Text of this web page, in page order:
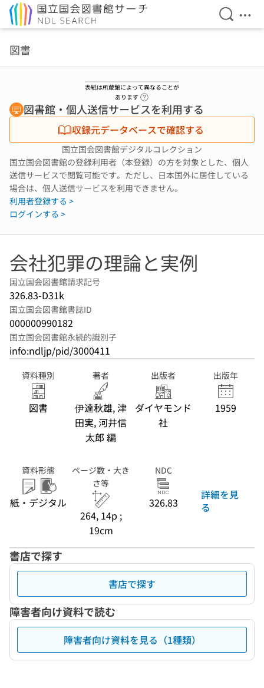
検索を
メ
図書
表紙は所蔵館によって異なることが
あります
図書館・個人送信サービスを利用する
収録元データベースで確認する
国立国会図書館デジタルコレクション
国立国会図書館の登録利用者（本登録）の方を対象とした、個人
送信サービスで閲覧可能です。ただし、日本国外に居住している
場合は、個人送信サービスを利用できません。
利用者登録する >
ログインする >
会社犯罪の理論と実例
国立国会図書館請求記号
326.83-D31k
国立国会図書館書誌ID
000000990182
国立国会図書館永続的識別子
info:ndljp/pid/3000411
資料種別
図書
著者
伊達秋雄, 津
田実, 河井信
太郎 編
出版者
ダイヤモンド
社
出版年
1959
資料形態
紙・デジタル
ページ数・大き
さ等
264, 14p ;
19cm
NDC
326.83
詳細を見
る
書店で探す
書店で探す
障害者向け資料で読む
障害者向け資料を見る（1種類）